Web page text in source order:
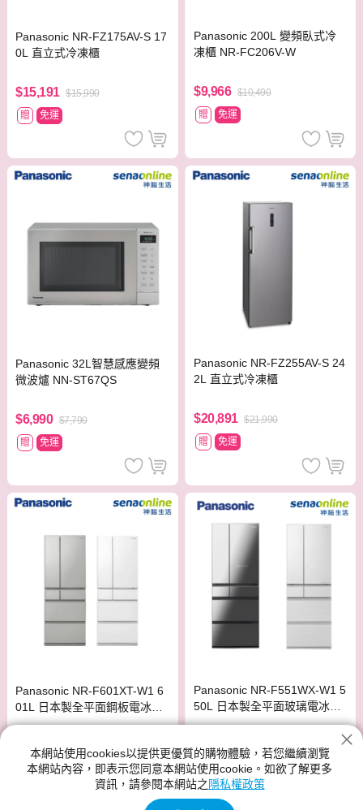
Panasonic NR-FZ175AV-S 17
0L 直立式冷凍櫃
$15,191 $15,990
贈
免運
Panasonic 200L 變頻臥式冷
凍櫃 NR-FC206V-W
$9,966 $10,490
贈
免運
Panasonic 32L智慧感應變頻
微波爐 NN-ST67QS
$6,990 $7,790
贈
免運
Panasonic NR-FZ255AV-S 24
2L 直立式冷凍櫃
$20,891 $21,990
贈
免運
Panasonic NR-F601XT-W1 6
01L 日本製全平面鋼板電冰箱
晶鑽白/ 瓷釉灰
$74,955 $78,900
贈
免運
Panasonic NR-F551WX-W1 5
50L 日本製全平面玻璃電冰箱
鑽石黑/翡翠白
$71,155 $74,900
贈
免運
本網站使用cookies以提供更優質的購物體驗，若您繼續瀏覽
本網站內容，即表示您同意本網站使用cookie。如欲了解更多
資訊，請參閱本網站之 隱私權政策